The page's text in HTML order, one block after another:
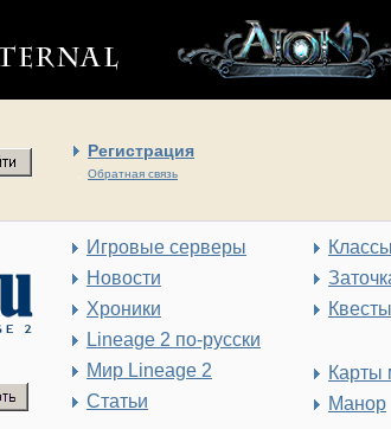
Регистрация
Обратная связь
Игровые серверы
Новости
Хроники
Lineage 2 по-русски
Мир Lineage 2
Статьи
Квесты
Карты
Манор